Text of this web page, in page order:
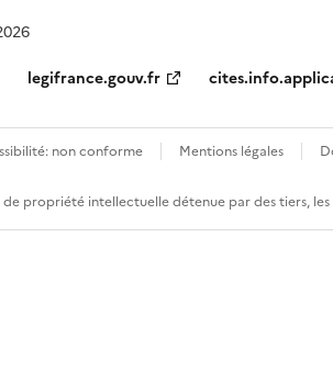
legifrance.gouv.fr
non conforme Mentions légales
propriété intellectuelle détenue par des tiers,